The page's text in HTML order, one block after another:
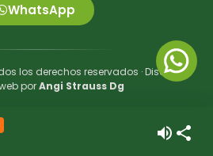
WhatsApp
los derechos reservados · Diseño y
porAngi Strauss Dg